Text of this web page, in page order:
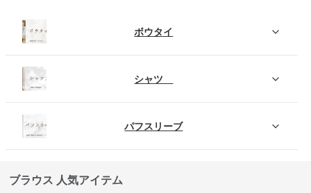
ボウタイ
シャツ
パフスリーブ
ブラウス 人気アイテム